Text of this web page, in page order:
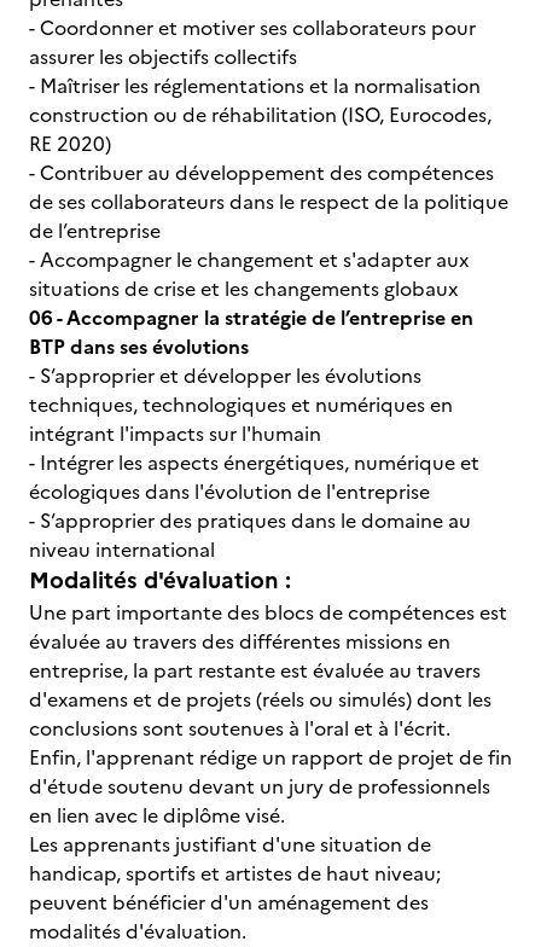
- Coordonner et motiver ses collaborateurs pour
assurer les objectifs collectifs
- Maîtriser les réglementations et la normalisation
construction ou de réhabilitation (ISO, Eurocodes,
RE 2020)
- Contribuer au développement des compétences
de ses collaborateurs dans le respect de la politique
de l’entreprise
- Accompagner le changement et s'adapter aux
situations de crise et les changements globaux
06 - Accompagner la stratégie de l’entreprise en
BTP dans ses évolutions
- S’approprier et développer les évolutions
techniques, technologiques et numériques en
intégrant l'impacts sur l'humain
- Intégrer les aspects énergétiques, numérique et
écologiques dans l'évolution de l'entreprise
- S’approprier des pratiques dans le domaine au
niveau international
Modalités d'évaluation :
Une part importante des blocs de compétences est
évaluée au travers des différentes missions en
entreprise, la part restante est évaluée au travers
d'examens et de projets (réels ou simulés) dont les
conclusions sont soutenues à l'oral et à l'écrit.
Enfin, l'apprenant rédige un rapport de projet de fin
d'étude soutenu devant un jury de professionnels
en lien avec le diplôme visé.
Les apprenants justifiant d'une situation de
handicap, sportifs et artistes de haut niveau;
peuvent bénéficier d'un aménagement des
modalités d'évaluation.